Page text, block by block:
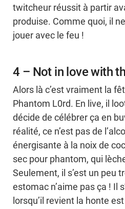
twitcheur réussit à partir
produise. Comme quoi, il
jouer avec le feu !
4 – Not in love with
Alors là c’est vraiment la
Phantom L0rd. En live, il
décide de célébrer ça en
réalité, ce n’est pas de
énergisante à la noix de
sec pour phantom, qui
Seulement, il s’est un peu
estomac n’aime pas ça ! Il
lorsqu’il revient la honte